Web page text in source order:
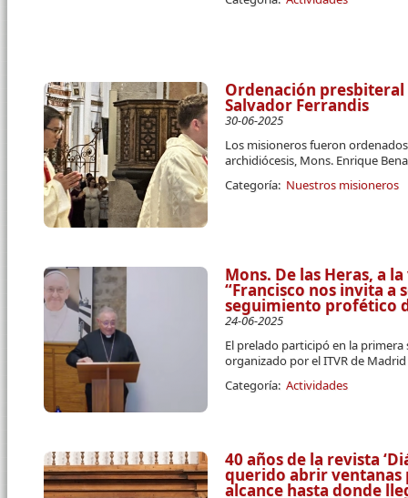
Ordenación
Salvador Ferrandis
30-06-2025
Los misioneros fueron
archidiócesis, Mons. Enrique
Categoría: Nuestros misioneros
Mons. De las Heras, a
“Francisco nos invita a
seguimiento profético
24-06-2025
El prelado participó en la primera
organizado por el ITVR de Madrid
Categoría: Actividades
40 años de la revista
querido abrir ventanas
alcance hasta donde